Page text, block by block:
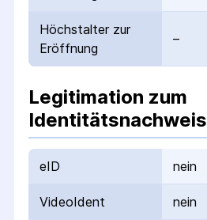
Höchstalter zur
Eröffnung
–
Legitimation zum
Identitätsnachweis
eID nein
VideoIdent nein